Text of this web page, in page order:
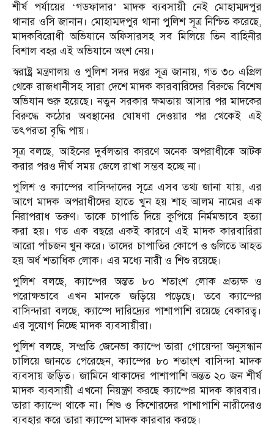
শীর্ষ পর্যায়ের ‘গডফাদার’ মাদক ব্যবসায়ী নেই মোহাম্মদপুর
থানার ওসি জানান। মোহাম্মদপুর থানা পুলিশ সূত্র নিশ্চিত করেছে,
মাদকবিরোধী অভিযানে অফিসারসহ সব মিলিয়ে তিন বাহিনীর
বিশাল বহর এই অভিযানে অংশ নেয়।
স্বরাষ্ট্র মন্ত্রণালয় ও পুলিশ সদর দপ্তর সূত্র জানায়, গত ৩০ এপ্রিল
থেকে রাজধানীসহ সারা দেশে মাদক কারবারিদের বিরুদ্ধে বিশেষ
অভিযান শুরু হয়েছে। নতুন সরকার ক্ষমতায় আসার পর মাদকের
বিরুদ্ধে কঠোর অবস্থানের ঘোষণা দেওয়ার পর থেকেই এই
তৎপরতা বৃদ্ধি পায়।
সূত্র বলছে, আইনের দুর্বলতার কারণে অনেক অপরাধীকে আটক
করার পরও দীর্ঘ সময় জেলে রাখা সম্ভব হচ্ছে না।
পুলিশ ও ক্যাম্পের বাসিন্দাদের সূত্রে এসব তথ্য জানা যায়, এর
আগে মাদক অপরাধীদের হাতে খুন হয় শাহ আলম নামের এক
নিরাপরাধ তরুণ। তাকে চাপাতি দিয়ে কুপিয়ে নির্মমভাবে হত্যা
করা হয়। গত এক বছরে একই কারণে এই মাদক কারবারিরা
আরো পাঁচজন খুন করে। তাদের চাপাতির কোপে ও গুলিতে আহত
হয় অর্ধ শতাধিক লোক। এর মধ্যে নারী ও শিশু রয়েছে।
পুলিশ বলছে, ক্যাম্পের অন্তত ৮০ শতাংশ লোক প্রত্যক্ষ ও
পরোক্ষভাবে এখন মাদকে জড়িয়ে পড়েছে। তবে ক্যাম্পের
বাসিন্দারা বলছে, ক্যাম্পে দারিদ্র্যের পাশাপাশি রয়েছে বেকারত্ব।
এর সুযোগ নিচ্ছে মাদক ব্যবসায়ীরা।
পুলিশ বলছে, সম্প্রতি জেনেভা ক্যাম্পে তারা গোয়েন্দা অনুসন্ধান
চালিয়ে জানতে পেরেছেন, ক্যাম্পের ৮০ শতাংশ বাসিন্দা মাদক
ব্যবসায় জড়িত। জামিনে থাকাদের পাশাপাশি অন্তত ২০ জন শীর্ষ
মাদক ব্যবসায়ী এখনো নিয়ন্ত্রণ করছে ক্যাম্পের মাদক কারবার।
তারা ক্যাম্পে থাকে না। শিশু ও কিশোরদের পাশাপাশি নারীদেরও
ব্যবহার করে তারা ক্যাম্পে মাদক কারবার করছে।